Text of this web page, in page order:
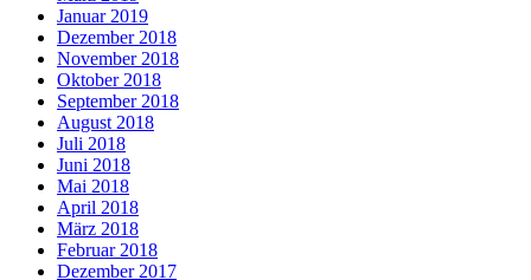
Januar 2019
Dezember 2018
November 2018
Oktober 2018
September 2018
August 2018
Juli 2018
Juni 2018
Mai 2018
April 2018
März 2018
Februar 2018
Dezember 2017